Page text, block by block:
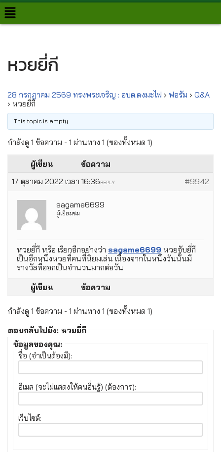
Skip
หวยยี่กี
28 กรกฎาคม 2569 ทรงพระเจริญ : อบต.ดงมะไฟ › ฟอรั่ม › Q&A
› หวยยี่กี
This topic is empty.
กำลังดู 1 ข้อความ - 1 ผ่านทาง 1 (ของทั้งหมด 1)
ผู้เขียน
ข้อความ
17 ตุลาคม 2022 เวลา 16:36
#9942
REPLY
sagame6699
ผู้เยี่ยมชม
หวยยี่กี หรือ เรียกอีกอย่างว่า sagame6699 หวยจับยี่กี
เป็นอีกหนึ่งหวยที่คนที่นิยมเล่น เนื่องจากในหนึ่งวันนั้นมี
รางวัลที่ออกเป็นจำนวนมากต่อวัน
ผู้เขียน
ข้อความ
กำลังดู 1 ข้อความ - 1 ผ่านทาง 1 (ของทั้งหมด 1)
ตอบกลับไปยัง: หวยยี่กี
ข้อมูลของคุณ:
ชื่อ (จำเป็นต้องมี):
อีเมล (จะไม่แสดงให้คนอื่นรู้) (ต้องการ):
เว็บไซต์: